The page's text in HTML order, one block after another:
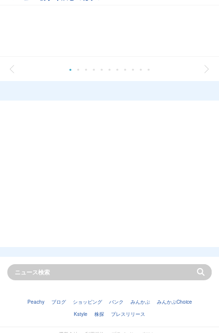
Peachy ブログ ショッピング バンク みんかぶ
みんかぶChoice
Kstyle
株探 プレスリリース